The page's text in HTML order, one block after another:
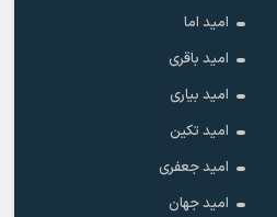
امید اما
امید باقری
امید بیاری
امید تکین
امید جعفری
امید جهان